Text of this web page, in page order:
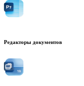
Редакторы документов